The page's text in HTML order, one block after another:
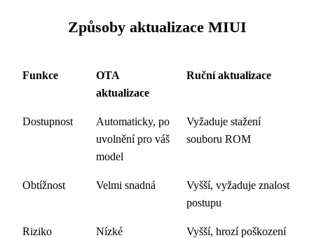
Způsoby aktualizace MIUI
Funkce
OTA
aktualizace
Ruční aktualizace
Dostupnost
Automaticky, po
uvolnění pro váš
model
Vyžaduje stažení
souboru ROM
Obtížnost Velmi snadná
Vyšší, vyžaduje znalost
postupu
Riziko Nízké Vyšší, hrozí poškození